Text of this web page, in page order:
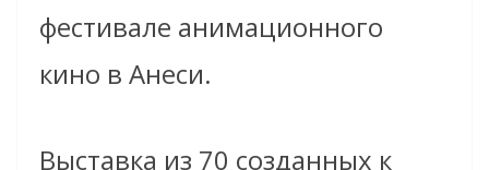
фестивале анимационного
кино в Анеси.
Выставка из 70 созданных к